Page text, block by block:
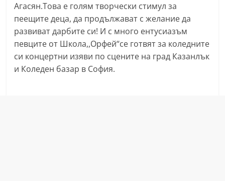
k
.
i
n
Агасян.Това е голям творчески стимул за
пеещите деца, да продължават с желание да
развиват дарбите си! И с много ентусиазъм
певците от Школа,,Орфей‘‘се готвят за коледните
си концертни изяви по сцените на град Казанлък
и Коледен базар в София.